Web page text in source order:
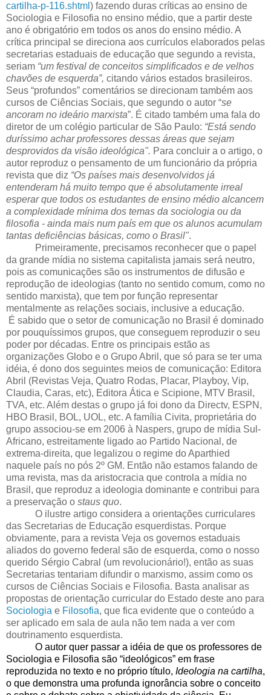
cartilha-p-116.shtml ) fazendo duras críticas ao ensino de
Sociologia e Filosofia no ensino médio, que a partir deste
ano é obrigatório em todos os anos do ensino médio. A
crítica principal se direciona aos currículos elaborados pelas
secretarias estaduais de educação que segundo a revista,
seriam “um festival de conceitos simplificados e de velhos
chavões de esquerda”, citando vários estados brasileiros.
Seus “profundos” comentários se direcionam também aos
cursos de Ciências Sociais, que segundo o autor “se
ancoram no ideário marxista”. É citado também uma fala do
diretor de um colégio particular de São Paulo: “Está sendo
duríssimo achar professores dessas áreas que sejam
desprovidos da visão ideológica". Para concluir a o artigo, o
autor reproduz o pensamento de um funcionário da própria
revista que diz “Os países mais desenvolvidos já
entenderam há muito tempo que é absolutamente irreal
esperar que todos os estudantes de ensino médio alcancem
a complexidade mínima dos temas da sociologia ou da
filosofia - ainda mais num país em que os alunos acumulam
tantas deficiências básicas, como o Brasil".
Primeiramente, precisamos reconhecer que o papel
da grande mídia no sistema capitalista jamais será neutro,
pois as comunicações são os instrumentos de difusão e
reprodução de ideologias (tanto no sentido comum, como no
sentido marxista), que tem por função representar
mentalmente as relações sociais, inclusive a educação.
É sabido que o setor de comunicação no Brasil é dominado
por pouquíssimos grupos, que conseguem reproduzir o seu
poder por décadas. Entre os principais estão as
organizações Globo e o Grupo Abril, que só para se ter uma
idéia, é dono dos seguintes meios de comunicação: Editora
Abril (Revistas Veja, Quatro Rodas, Placar, Playboy, Vip,
Claudia, Caras, etc), Editora Ática e Scipione, MTV Brasil,
TVA, etc. Além destas o grupo já foi dono da Directv, ESPN,
HBO Brasil, BOL, UOL, etc. A família Civita, proprietária do
grupo associou-se em 2006 à Naspers, grupo de mídia Sul-
Africano, estreitamente ligado ao Partido Nacional, de
extrema-direita, que legalizou o regime do Aparthied
naquele país no pós 2º GM. Então não estamos falando de
uma revista, mas da aristocracia que controla a mídia no
Brasil, que reproduz a ideologia dominante e contribui para
a preservação o staus quo.
O ilustre artigo considera a orientações curriculares
das Secretarias de Educação esquerdistas. Porque
obviamente, para a revista Veja os governos estaduais
aliados do governo federal são de esquerda, como o nosso
querido Sérgio Cabral (um revolucionário!), então as suas
Secretarias tentariam difundir o marxismo, assim como os
cursos de Ciências Sociais e Filosofia. Basta analisar as
propostas de orientação curricular do Estado deste ano para
Sociologia e Filosofia, que fica evidente que o conteúdo a
ser aplicado em sala de aula não tem nada a ver com
doutrinamento esquerdista.
O autor quer passar a idéia de que os professores de
Sociologia e Filosofia são “ideológicos” em frase
reproduzida no texto e no próprio título, Ideologia na cartilha,
o que demonstra uma profunda ignorância sobre o conceito